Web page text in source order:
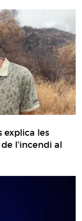
explica les
de l'incendi al